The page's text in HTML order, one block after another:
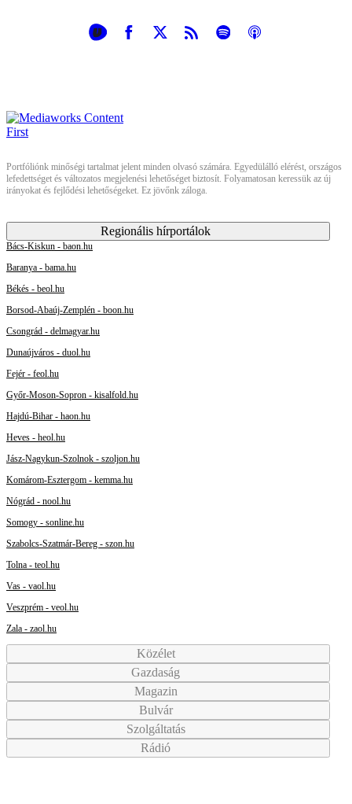
Portfóliónk minőségi tartalmat jelent minden olvasó számára. Egyedülálló elérést, országos
lefedettséget és változatos megjelenési lehetőséget biztosít. Folyamatosan keressük az új
irányokat és fejlődési lehetőségeket. Ez jövőnk záloga.
Regionális hírportálok
Bács-Kiskun - baon.hu
Baranya - bama.hu
Békés - beol.hu
Borsod-Abaúj-Zemplén - boon.hu
Csongrád - delmagyar.hu
Dunaújváros - duol.hu
Fejér - feol.hu
Győr-Moson-Sopron - kisalfold.hu
Hajdú-Bihar - haon.hu
Heves - heol.hu
Jász-Nagykun-Szolnok - szoljon.hu
Komárom-Esztergom - kemma.hu
Nógrád - nool.hu
Somogy - sonline.hu
Szabolcs-Szatmár-Bereg - szon.hu
Tolna - teol.hu
Vas - vaol.hu
Veszprém - veol.hu
Zala - zaol.hu
Közélet
Gazdaság
Magazin
Bulvár
Szolgáltatás
Rádió